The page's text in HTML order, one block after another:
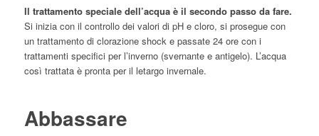
Il trattamento speciale dell’acqua è il secondo passo da fare.
Si inizia con il controllo dei valori di pH e cloro, si prosegue con
un trattamento di clorazione shock e passate 24 ore con i
trattamenti specifici per l’inverno (svernante e antigelo). L’acqua
così trattata è pronta per il letargo invernale.
Abbassare